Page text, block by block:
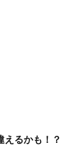
えるかも！？